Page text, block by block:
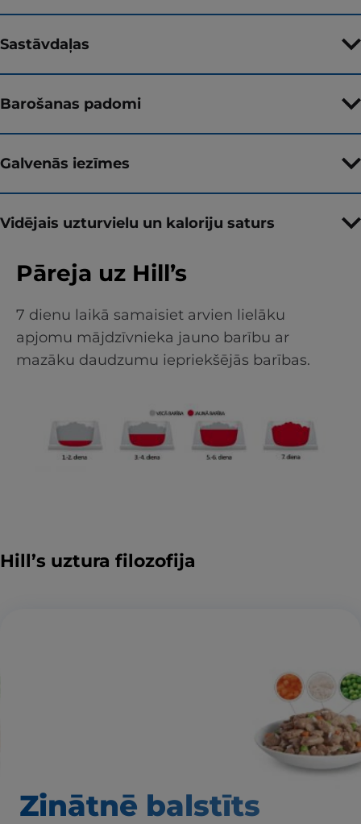
Sastāvdaļas
Barošanas padomi
Galvenās iezīmes
Vidējais uzturvielu un kaloriju saturs
Pāreja uz Hill’s
7 dienu laikā samaisiet arvien lielāku
apjomu mājdzīvnieka jauno barību ar
mazāku daudzumu iepriekšējās barības.
Hill’s uztura filozofija
Zinātnē balstīts